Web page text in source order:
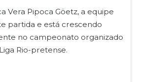
Vera Pipoca Göetz, a equipe
partida e está crescendo
no campeonato organizado
Rio-pretense.